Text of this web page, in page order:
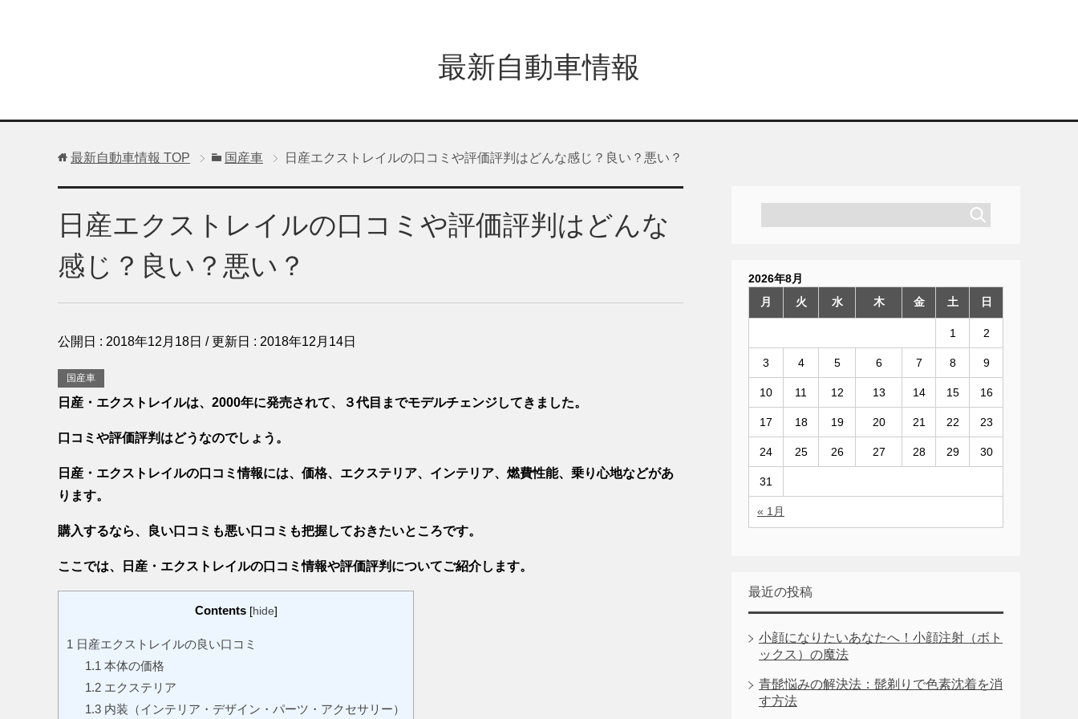
最新自動車情報
最新自動車情報 TOP 国産車 日産エクストレイルの口コミや評価評判はどんな感じ？良い？悪い？
日産エクストレイルの口コミや評価評判はどんな
感じ？良い？悪い？
公開日 : 2018年12月18日 / 更新日 : 2018年12月14日
国産車
日産・エクストレイルは、2000年に発売されて、３代目までモデルチェンジしてきました。
口コミや評価評判はどうなのでしょう。
日産・エクストレイルの口コミ情報には、価格、エクステリア、インテリア、燃費性能、乗り心地などがあ
ります。
購入するなら、良い口コミも悪い口コミも把握しておきたいところです。
ここでは、日産・エクストレイルの口コミ情報や評価評判についてご紹介します。
Contents [hide]
1 日産エクストレイルの良い口コミ
1.1 本体の価格
1.2エクステリア
1.3内装（インテリア・デザイン・パーツ・アクセサリー）
2026年8月
月
火 水 木 金 土 日
« 1月
1 2
3 4 5 6 7 8 9
10 11 12 13 14 15 16
17 18 19 20 21 22 23
24 25 26 27 28 29 30
31
最近の投稿
小顔になりたいあなたへ！小顔注射（ボト
ックス）の魔法
青髭悩みの解決法：髭剃りで色素沈着を消
す方法